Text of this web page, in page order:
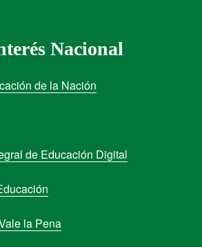
Nacional
de la Nación
de Educación Digital
la Pena